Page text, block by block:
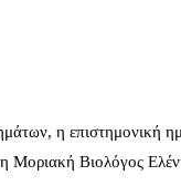
η επιστημονική
Μοριακή Βιολόγος